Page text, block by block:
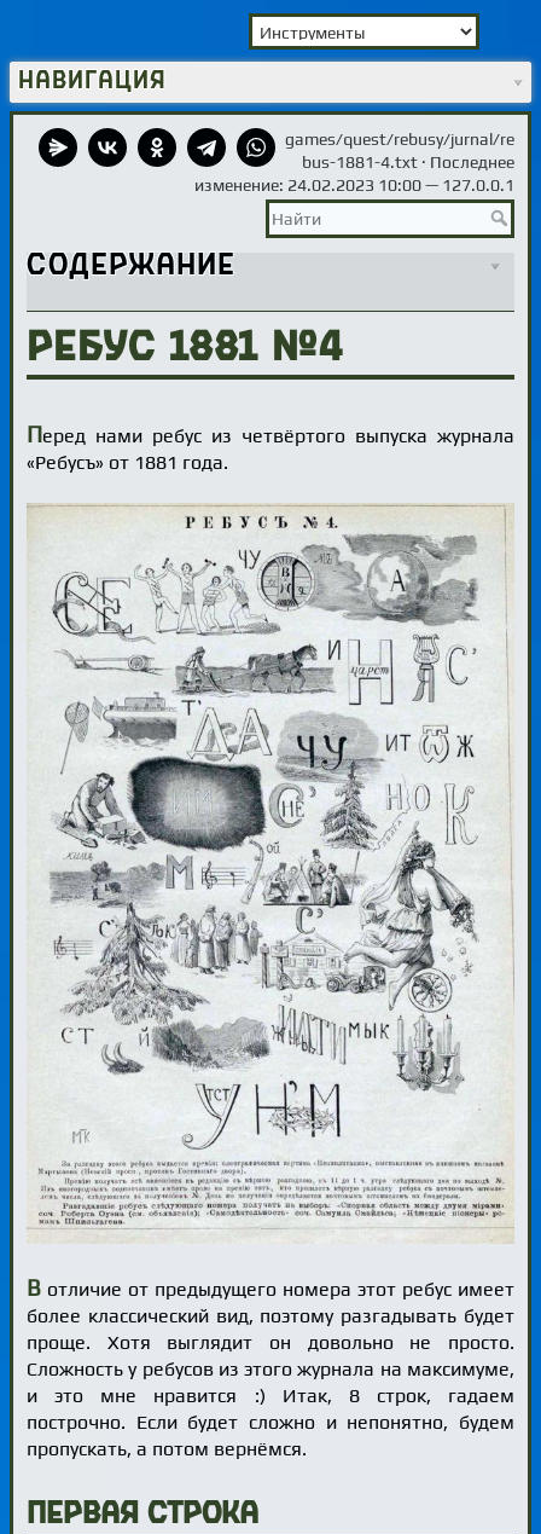
Навигация
games/quest/rebusy/jurnal/re
bus-1881-4.txt· Последнее
изменение: 24.02.2023 10:00 — 127.0.0.1
Содержание
Ребус 1881 №4
Перед нами ребус из четвёртого выпуска журнала
«Ребусъ» от 1881 года.
В отличие от предыдущего номера этот ребус имеет
более классический вид, поэтому разгадывать будет
проще. Хотя выглядит он довольно не просто.
Сложность у ребусов из этого журнала на максимуме,
и это мне нравится :) Итак, 8 строк, гадаем
построчно. Если будет сложно и непонятно, будем
пропускать, а потом вернёмся.
Первая строка